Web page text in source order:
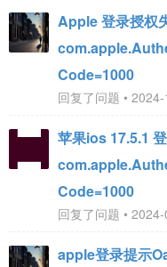
Apple 登录授权
Code=1000
回复了问题 •
苹果ios 17.5.1
Code=1000
回复了问题 •
apple登录提示